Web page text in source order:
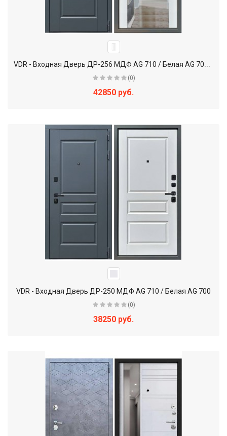
V
DR - Входная Дверь ДР-256 МДФ AG 710 / Белая AG 700 + Зеркало
(0)
42850 руб.
VDR - Входная Дверь ДР-250 МДФ AG 710 / Белая AG 700
(0)
38250 руб.